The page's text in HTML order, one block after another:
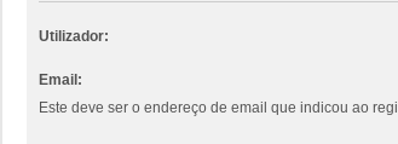
Utilizador:
Email:
Este deve ser o endereço de email que indicou ao